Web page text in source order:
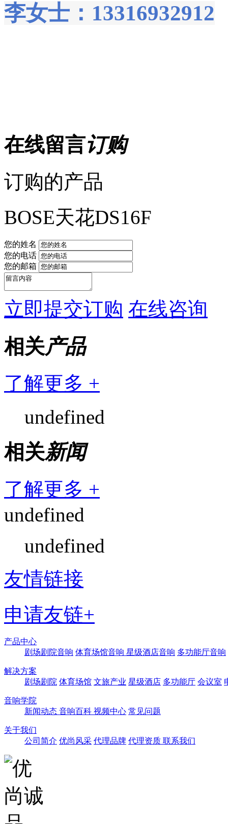
李女士：13316932912
在线留言订购
订购的产品
BOSE天花DS16F
您的姓名
您的电话
您的邮箱
立即提交订购 在线咨询
相关产品
了解更多 +
undefined
相关新闻
了解更多 +
undefined
undefined
友情链接
申请友链+
产品中心
剧场剧院音响 体育场馆音响 星级酒店音响 多功能厅音响
解决方案
剧场剧院 体育场馆 文旅产业 星级酒店 多功能厅 会议室
音响学院
新闻动态 音响百科 视频中心 常见问题
关于我们
公司简介 优尚风采 代理品牌 代理资质 联系我们